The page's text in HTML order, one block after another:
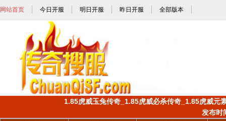
网站首页 今日开服 明日开服 昨日开服 全部版本
1.85虎威玉兔传奇_1.85虎威必杀传奇_1.85虎威
发布时